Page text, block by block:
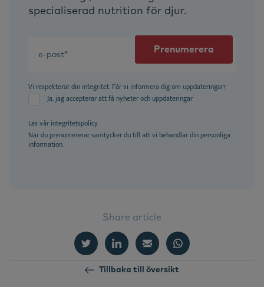
specialiserad nutrition för djur.
Vi respekterar din integritet. Får vi informera dig om uppdateringar?
Ja, jag accepterar att få nyheter och uppdateringar
Läs vårintegritetspolicy
När du prenumererar samtycker du till att vi behandlar din personliga
information.
Share article
Tillbaka till översikt